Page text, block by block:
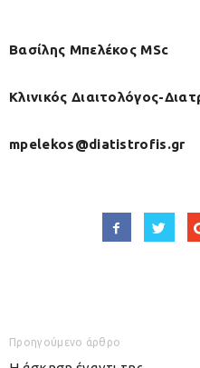
Βασίλης Μπελέκος MSc
Κλινικός Διαιτολόγος-
mpelekos@diatistrofis.gr
Προηγούμενο άρθρο